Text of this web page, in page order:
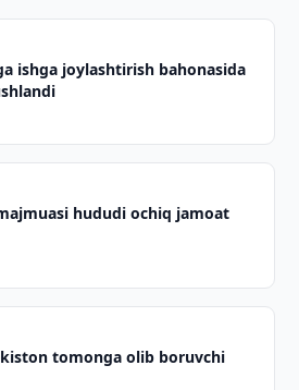
ishga joylashtirish bahonasida
hududi ochiq jamoat
tomonga olib boruvchi